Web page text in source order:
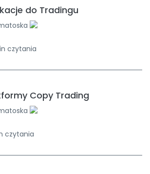
do Tradingu
czytania
Copy Trading
czytania